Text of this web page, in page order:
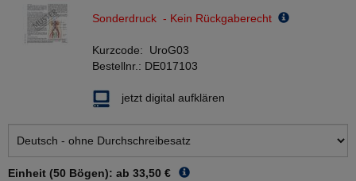
Sonderdruck - Kein Rückgaberecht
Kurzcode: UroG03
Bestellnr.: DE017103
jetzt digital aufklären
Einheit (50 Bögen): ab 33,50 €